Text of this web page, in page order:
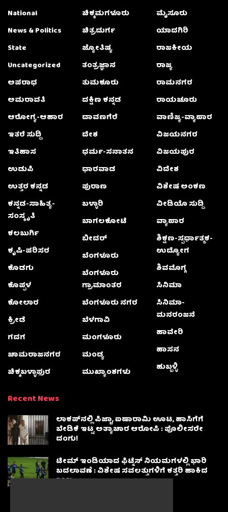
National
News & Politics
State
Uncategorized
ಅಪರಾಧ
ಅಮರಾವತಿ
ಆರೋಗ್ಯ-ಆಹಾರ
ಇತರೆ ಸುದ್ದಿ
ಇತಿಹಾಸ
ಉಡುಪಿ
ಉತ್ತರ ಕನ್ನಡ
ಕನ್ನಡ-ಸಾಹಿತ್ಯ-
ಸಂಸ್ಕೃತಿ
ಕಲಬುರ್ಗಿ
ಕೃಷಿ-ಪರಿಸರ
ಕೊಡಗು
ಕೊಪ್ಪಳ
ಕೋಲಾರ
ಕ್ರೀಡೆ
ಗದಗ
ಚಾಮರಾಜನಗರ
ಚಿಕ್ಕಬಳ್ಳಾಫುರ
ಚಿಕ್ಕಮಗಳೂರು
ಚಿತ್ರದುರ್ಗ
ಜ್ಯೋತಿಷ್ಯ
ತಂತ್ರಜ್ಞಾನ
ತುಮಕೂರು
ದಕ್ಷಿಣ ಕನ್ನಡ
ದಾವಣಗೆರೆ
ದೇಶ
ಧರ್ಮ-ಸನಾತನ
ಧಾರವಾಡ
ಪುರಾಣ
ಬಳ್ಳಾರಿ
ಬಾಗಲಕೋಟೆ
ಬೀದರ್
ಬೆಂಗಳೂರು
ಬೆಂಗಳೂರು
ಗ್ರಾಮಾಂತರ
ಬೆಂಗಳೂರು ನಗರ
ಬೆಳಗಾವಿ
ಮಂಗಳೂರು
ಮಂಡ್ಯ
ಮುಖ್ಯಾಂಶಗಳು
ಮೈಸೂರು
ಯಾದಗಿರಿ
ರಾಜಕೀಯ
ರಾಜ್ಯ
ರಾಮನಗರ
ರಾಯಚೂರು
ವಾಣಿಜ್ಯ-ವ್ಯಾಪಾರ
ವಿಜಯನಗರ
ವಿಜಯಪುರ
ವಿದೇಶ
ವಿಶೇಷ ಅಂಕಣ
ವೀಡಿಯೊ ಸುದ್ದಿ
ವ್ಯಾಪಾರ
ಶಿಕ್ಷಣ-ಸ್ಪರ್ಧಾತ್ಮಕ-
ಉದ್ಯೋಗ
ಶಿವಮೊಗ್ಗ
ಸಿನಿಮಾ
ಸಿನಿಮಾ-
ಮನರಂಜನೆ
ಹಾವೇರಿ
ಹಾಸನ
ಹುಬ್ಬಳ್ಳಿ
Recent News
ಲಾಕಪ್‌ನಲ್ಲಿ ಪಿಜ್ಜಾ, ಐಷಾರಾಮಿ ಊಟ, ಹಾಸಿಗೆಗೆ
ಬೇಡಿಕೆ ಇಟ್ಟ ಅತ್ಯಾಚಾರ ಆರೋಪಿ : ಪೊಲೀಸರೇ
ದಂಗು!
ಟೀಮ್ ಇಂಡಿಯಾದ ಫಿಟ್ನೆಸ್ ನಿಯಮಗಳಲ್ಲಿ ಭಾರಿ
ಬದಲಾವಣೆ : ವಿಶೇಷ ಸವಲತ್ತುಗಳಿಗೆ ಕತ್ತರಿ ಹಾಕಿದ
BCCI